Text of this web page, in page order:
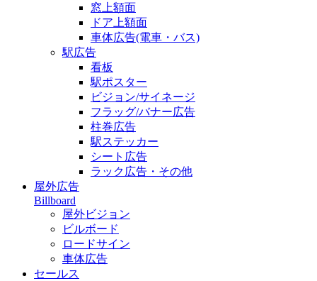
窓上額面
ドア上額面
車体広告(電車・バス)
駅広告
看板
駅ポスター
ビジョン/サイネージ
フラッグ/バナー広告
柱巻広告
駅ステッカー
シート広告
ラック広告・その他
屋外広告
Billboard
屋外ビジョン
ビルボード
ロードサイン
車体広告
セールス